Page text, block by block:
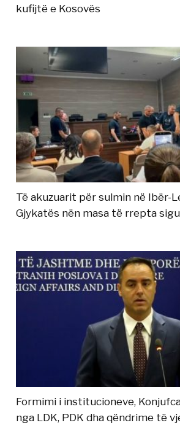
kufijtë e Kosovës
Të akuzuarit për sulmin në Ibër-
Gjykatës nën masa të rrepta
Formimi i institucioneve,
nga LDK, PDK dha qëndrime të